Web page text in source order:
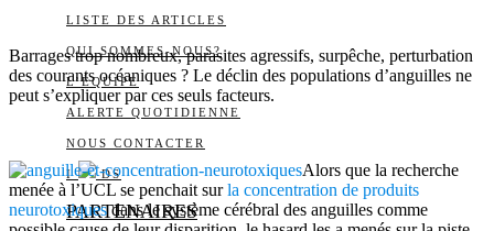
LISTE DES ARTICLES
QUI SOMMES-NOUS?
L’ÉQUIPE
ALERTE QUOTIDIENNE
NOUS CONTACTER
I DS
PARTENAIRES
Barrages trop nombreux, parasites agressifs, surpêche, perturbation
des courants océaniques ? Le déclin des populations d’anguilles ne
peut s’expliquer par ces seuls facteurs.
Alors que la recherche
menée à l’UCL se penchait surla concentration de produits
neurotoxiquesdans le système cérébral des anguilles comme